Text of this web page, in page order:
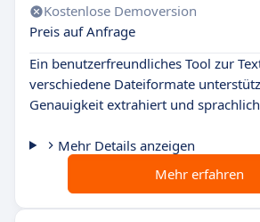
Kostenlose Demoversion
Preis auf Anfrage
Ein benutzerfreundliches Tool zur
verschiedene Dateiformate
Genauigkeit extrahiert und
Mehr Details anzeigen
Mehr erfahren